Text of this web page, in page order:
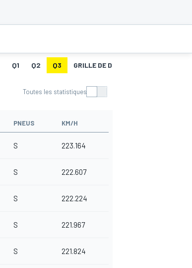
Q1 Q2 Q3 GRILLE DE DÉPART
Toutes les statistiques
PNEUS KM/H
S 223.164
S 222.607
S 222.224
S 221.967
S 221.824